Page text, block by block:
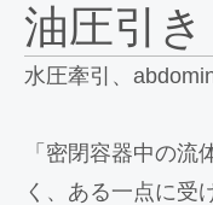
油圧引
水圧牽引、
「密閉容器中の
く、ある一点に受